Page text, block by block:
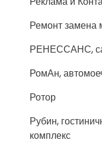
Ремонт замена
РЕНЕССАНС,
РомАн,
Ротор
Рубин,
комплекс